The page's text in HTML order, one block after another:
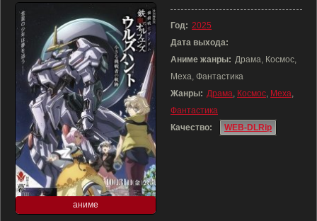
аниме
Год: 2025
Дата выхода:
Аниме жанры: Драма, Космос,
Меха, Фантастика
Жанры: Драма, Космос, Меха,
Фантастика
Качество:
WEB-DLRip